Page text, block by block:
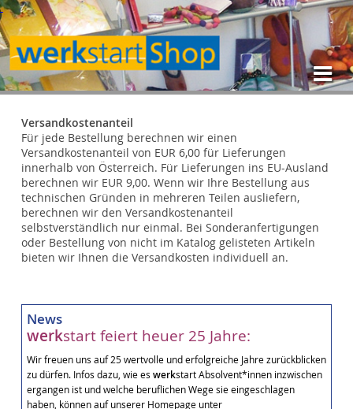
Versandkostenanteil
Für jede Bestellung berechnen wir einen
Versandkostenanteil von EUR 6,00 für Lieferungen
innerhalb von Österreich. Für Lieferungen ins EU-Ausland
berechnen wir EUR 9,00. Wenn wir Ihre Bestellung aus
technischen Gründen in mehreren Teilen ausliefern,
berechnen wir den Versandkostenanteil
selbstverständlich nur einmal. Bei Sonderanfertigungen
oder Bestellung von nicht im Katalog gelisteten Artikeln
bieten wir Ihnen die Versandkosten individuell an.
News
werkstart feiert heuer 25 Jahre:
Wir freuen uns auf 25 wertvolle und erfolgreiche Jahre zurückblicken
zu dürfen. Infos dazu, wie es werkstart Absolvent*innen inzwischen
ergangen ist und welche beruflichen Wege sie eingeschlagen
haben, können auf unserer Homepage unter